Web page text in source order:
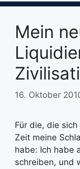
Mein
16. Oktober
Für die, die
Zeit meine
habe: Ich habe
schreiben, und